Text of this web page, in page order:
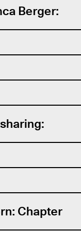
Berger:
Chapter